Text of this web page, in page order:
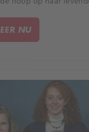
om een gevaarlijk
NU